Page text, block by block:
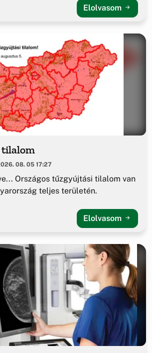
Elolvasom
08. 05 17:27
Országos tűzgyújtási tilalom van
teljes területén.
Elolvasom